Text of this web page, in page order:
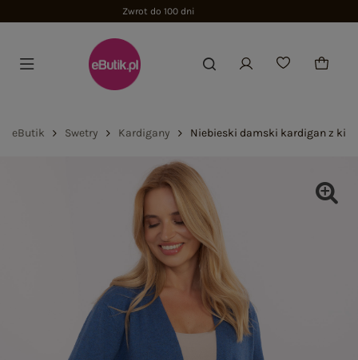
eButik Swetry Kardigany Niebieski damski kardigan z